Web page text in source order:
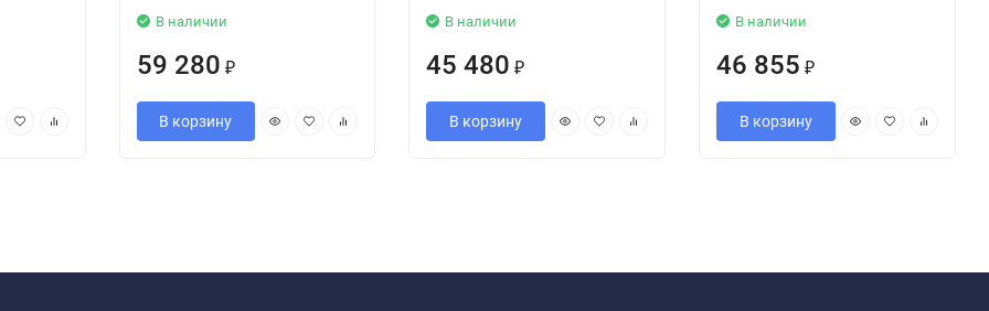
В наличии
59 280 ₽
В корзину
В наличии
45 480 ₽
В корзину
В наличии
46 855 ₽
В корзину